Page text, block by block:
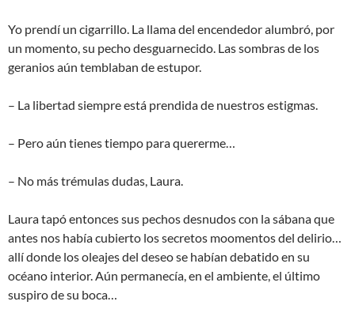
Yo prendí un cigarrillo. La llama del encendedor alumbró, por
un momento, su pecho desguarnecido. Las sombras de los
geranios aún temblaban de estupor.
– La libertad siempre está prendida de nuestros estigmas.
– Pero aún tienes tiempo para quererme…
– No más trémulas dudas, Laura.
Laura tapó entonces sus pechos desnudos con la sábana que
antes nos había cubierto los secretos moomentos del delirio…
allí donde los oleajes del deseo se habían debatido en su
océano interior. Aún permanecía, en el ambiente, el último
suspiro de su boca…